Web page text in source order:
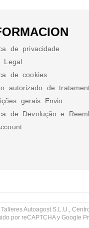
de privacidade
Legal
de cookies
autorizado de
gerais Envio
de Devolução e
Autoagost S.L.U.,
por reCAPTCHA y Google